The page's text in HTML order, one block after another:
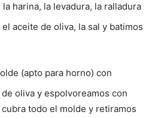
harina, la levadura, la ralladura
aceite de oliva, la sal y batimos
(apto para horno) con
oliva y espolvoreamos con
todo el molde y retiramos